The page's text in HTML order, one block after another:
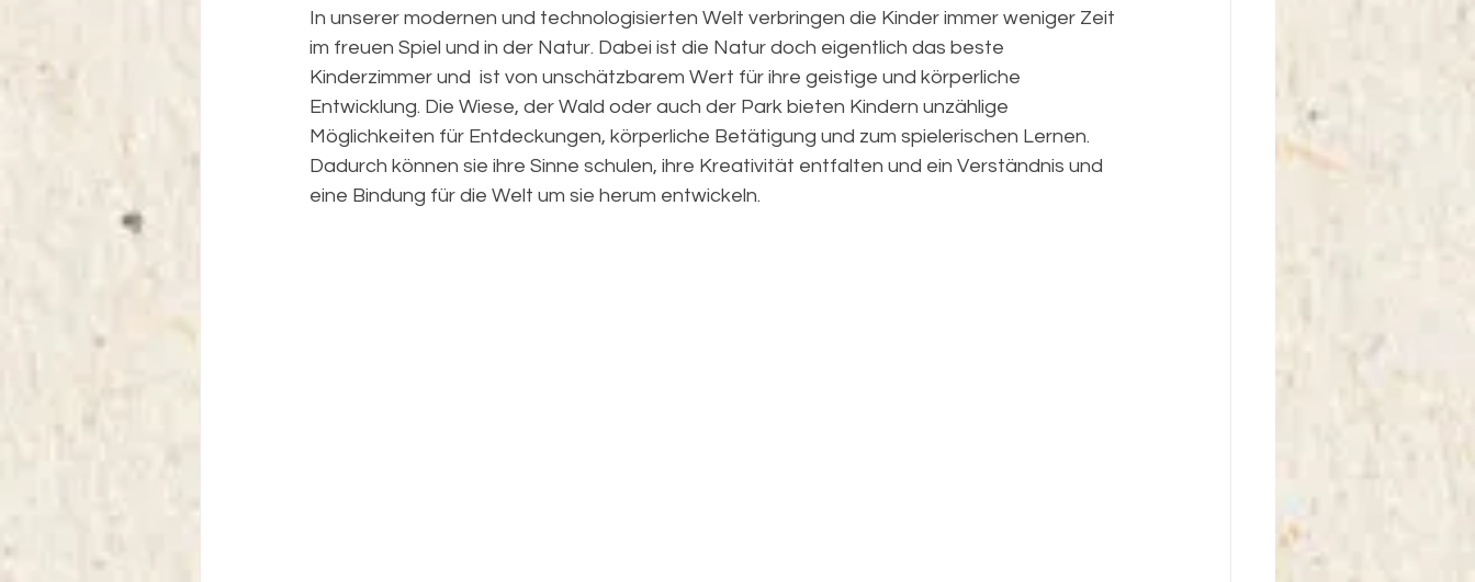
In unserer modernen und technologisierten Welt verbringen die Kinder immer weniger Zeit
im freuen Spiel und in der Natur. Dabei ist die Natur doch eigentlich das beste
Kinderzimmer und  ist von unschätzbarem Wert für ihre geistige und körperliche
Entwicklung. Die Wiese, der Wald oder auch der Park bieten Kindern unzählige
Möglichkeiten für Entdeckungen, körperliche Betätigung und zum spielerischen Lernen.
Dadurch können sie ihre Sinne schulen, ihre Kreativität entfalten und ein Verständnis und
eine Bindung für die Welt um sie herum entwickeln.